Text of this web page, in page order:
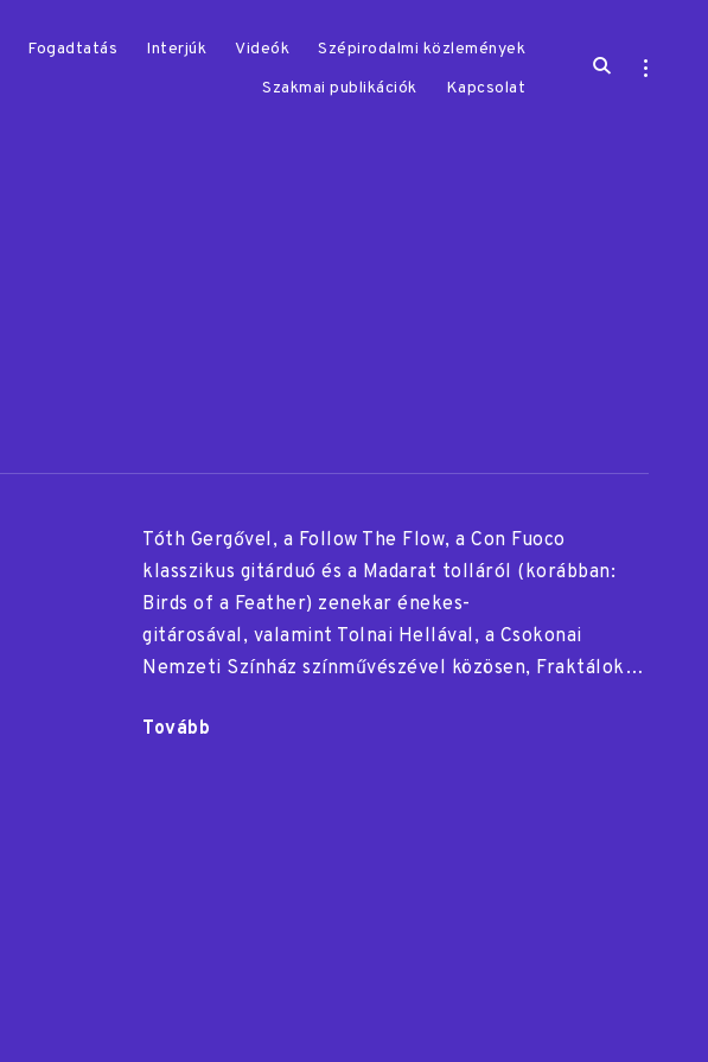
Fogadtatás Interjúk Videók
Szépirodalmi közlemények
Szakmai publikációk
Kapcsolat
open
open
Tóth Gergővel, a Follow The Flow, a Con Fuoco
klasszikus gitárduó és a Madarat tolláról (korábban:
Birds of a Feather) zenekar énekes-
gitárosával, valamint Tolnai Hellával, a Csokonai
Nemzeti Színház színművészével közösen, Fraktálok…
Tovább